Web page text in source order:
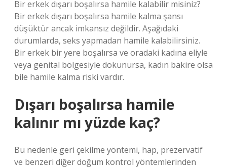
Bir erkek dışarı boşalırsa hamile kalabilir misiniz?
Bir erkek dışarı boşalırsa hamile kalma şansı
düşüktür ancak imkansız değildir. Aşağıdaki
durumlarda, seks yapmadan hamile kalabilirsiniz.
Bir erkek bir yere boşalırsa ve oradaki kadına eliyle
veya genital bölgesiyle dokunursa, kadın bakire olsa
bile hamile kalma riski vardır.
Dışarı boşalırsa hamile
kalınır mı yüzde kaç?
Bu nedenle geri çekilme yöntemi, hap, prezervatif
ve benzeri diğer doğum kontrol yöntemlerinden